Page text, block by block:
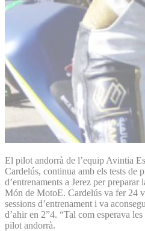
El pilot andorrà de l’equip Avintia
Cardelús, continua amb els tests de
d’entrenaments a Jerez per
Món de MotoE. Cardelús va fer 24
sessions d’entrenament i va
d’ahir en 2”4. “Tal com esperava
pilot andorrà.